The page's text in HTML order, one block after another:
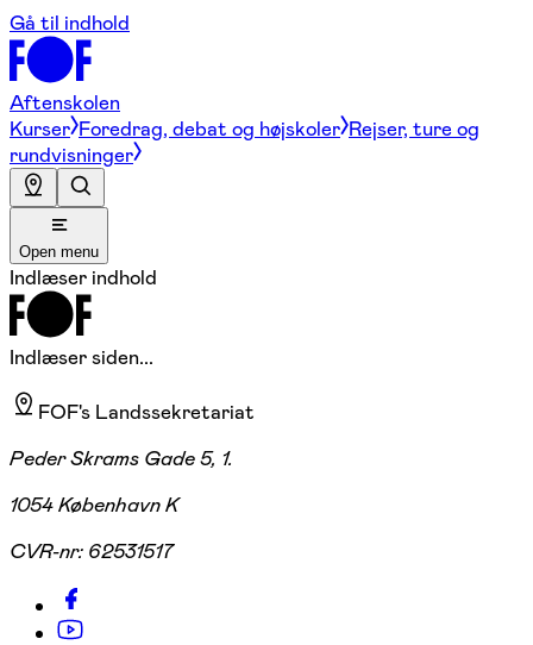
Gå til indhold
Aftenskolen
Kurser Foredrag, debat og højskoler Rejser, ture og
rundvisninger
Open menu
Indlæser indhold
Indlæser siden...
FOF's Landssekretariat
Peder Skrams Gade 5, 1.
1054 København K
CVR-nr: 62531517